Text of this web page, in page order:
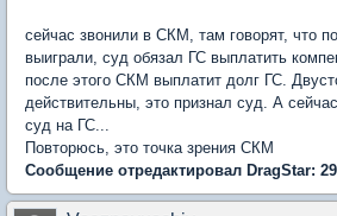
сейчас звонили в СКМ, там говорят, что
выиграли, суд обязал ГС выплатить
после этого СКМ выплатит долг ГС.
действительны, это признал суд. А
суд на ГС...
Повторюсь, это точка зрения СКМ
Сообщение отредактировал DragStar: